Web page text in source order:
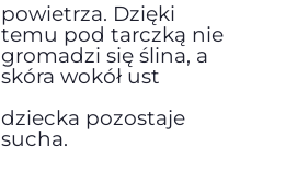
powietrza. Dzięki
temu pod tarczką nie
gromadzi się ślina, a
skóra wokół ust
dziecka pozostaje
sucha.